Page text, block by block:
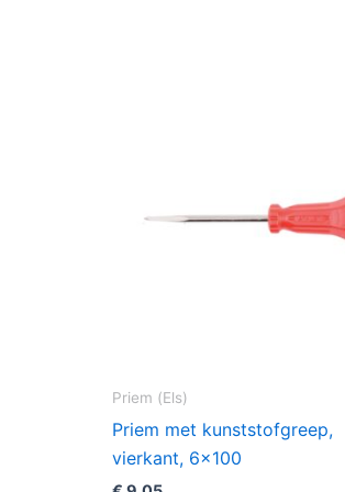
Priem (Els)
Priem met kunststofgreep,
vierkant, 6×100